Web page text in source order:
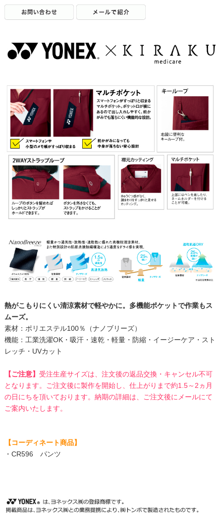
熱がこもりにくい清涼素材で軽やかに。多機能ポケットで作業もス
ムーズ。
素材：ポリエステル100％（ナノブリーズ）
機能：工業洗濯OK・吸汗・速乾・軽量・防縮・イージーケア・スト
レッチ・UVカット
【ご注意】 受注生産サイズは、注文後の返品交換・キャンセル不可
となります。ご注文後に製作を開始し、仕上がりまで約1.5～2ヵ月
の日にちを頂いております。納期の詳細は、ご注文後にメールにて
ご案内いたします。
【コーディネート商品】
・ CR596 パンツ